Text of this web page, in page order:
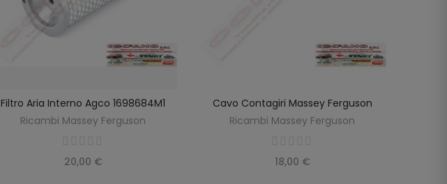
AGGIUNGI AL CARRELLO
Filtro Aria Interno Agco 1698684M1
Ricambi Massey Ferguson
20,00 €
SCOPRIRE
Cavo Contagiri Massey Ferguson
Ricambi Massey Ferguson
18,00 €